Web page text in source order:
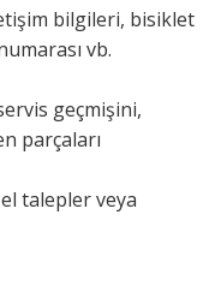
bilgileri, bisiklet
vb.
geçmişini,
parçaları
talepler veya